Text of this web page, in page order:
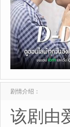
剧情介绍：
该剧由